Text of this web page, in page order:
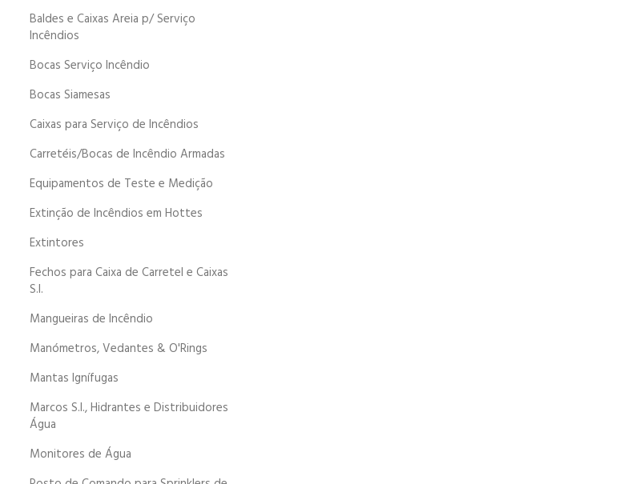
Baldes e Caixas Areia p/ Serviço
Incêndios
Bocas Serviço Incêndio
Bocas Siamesas
Caixas para Serviço de Incêndios
Carretéis/Bocas de Incêndio Armadas
Equipamentos de Teste e Medição
Extinção de Incêndios em Hottes
Extintores
Fechos para Caixa de Carretel e Caixas
S.I.
Mangueiras de Incêndio
Manómetros, Vedantes & O'Rings
Mantas Ignífugas
Marcos S.I., Hidrantes e Distribuidores
Água
Monitores de Água